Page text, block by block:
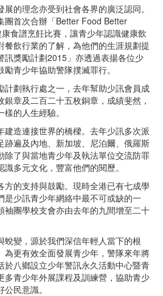
的理念亦受到社會各界的廣泛認同。
團首次合辦「Better Food Better
食譜烹飪比賽，讓青少年認識健康飲
餐飲行業的了解，為他們的生涯規劃提
訊獎勵計劃2015」亦透過表揚各位少
青少年協助警隊撲滅罪行。
劃執行處之一，去年幫助少訊會員成
章及二百二十五枚銅章，成績斐然，
的人生經驗。
造連接世界的橋樑。去年少訊多次派
跡遍及內地、新加坡、尼泊爾、俄羅斯
除了與當地青少年及執法單位交流防罪
多元文化，豐富他們的閱歷。
的支持與鼓勵。現時全港已有七成學
是少訊青少年網絡中最不可或缺的一
袖團學校支會亦由去年的九間增至二十
變，源於我們深信年輕人當下的根
為更有效全面發展青少年，警隊來年將
於八鄉設立少年警訊永久活動中心暨青
多青少年外展課程及訓練營，協助青少
民意識。